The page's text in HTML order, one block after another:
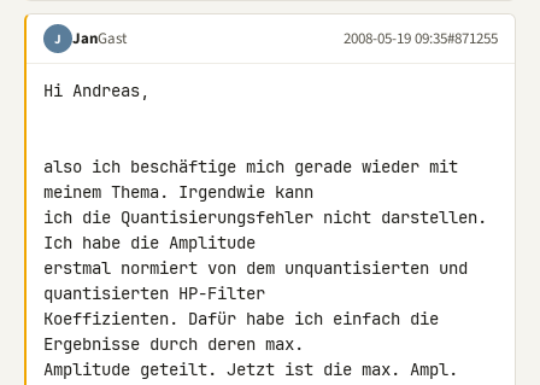
J JanGast 2008-05-19 09:35#871255
Hi Andreas,
also ich beschäftige mich gerade wieder mit
meinem Thema. Irgendwie kann
ich die Quantisierungsfehler nicht darstellen.
Ich habe die Amplitude
erstmal normiert von dem unquantisierten und
quantisierten HP-Filter
Koeffizienten. Dafür habe ich einfach die
Ergebnisse durch deren max.
Amplitude geteilt. Jetzt ist die max. Ampl.